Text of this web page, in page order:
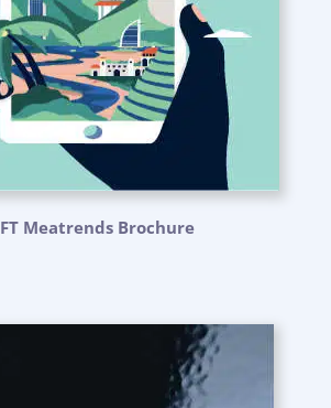
Meatrends Brochure